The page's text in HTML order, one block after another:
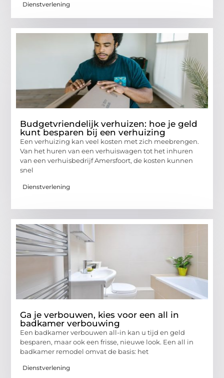
Dienstverlening
Budgetvriendelijk verhuizen: hoe je geld
kunt besparen bij een verhuizing
Een verhuizing kan veel kosten met zich meebrengen.
Van het huren van een verhuiswagen tot het inhuren
van een verhuisbedrijf Amersfoort, de kosten kunnen
snel
Dienstverlening
Ga je verbouwen, kies voor een all in
badkamer verbouwing
Een badkamer verbouwen all-in kan u tijd en geld
besparen, maar ook een frisse, nieuwe look. Een all in
badkamer remodel omvat de basis: het
Dienstverlening